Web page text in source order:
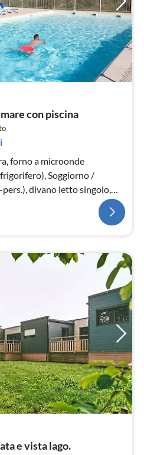
con piscina
forno a microonde
Soggiorno /
divano letto singolo,
e vista lago.